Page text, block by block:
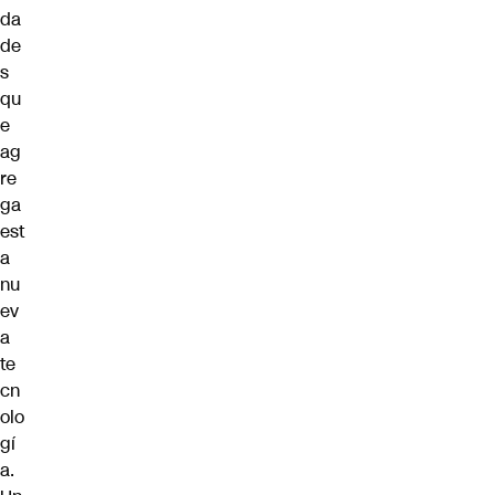
da
de
s
qu
e
ag
re
ga
est
a
nu
ev
a
te
cn
olo
gí
a.